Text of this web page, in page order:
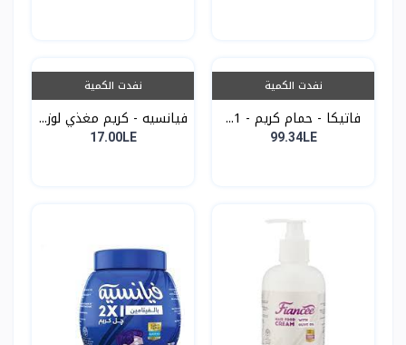
نفدت الكمية
فاتيكا - حمام كريم - 1...
99.34LE
نفدت الكمية
فيانسيه - كريم مغذي لوز...
17.00LE